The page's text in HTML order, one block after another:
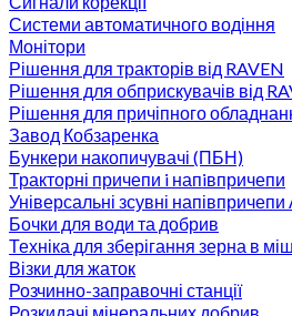
Системи автоматичного водіння
Монітори
Рішення для тракторів від RAVEN
Рішення для обприскувачів від
Рішення для причіпного
Завод Кобзаренка
Бункери накопичувачі (ПБН)
Тракторні причепи i напiвпричепи
Універсальні зсувні
Бочки для води та добрив
Техніка для зберігання зерна в
Візки для жаток
Розчинно-заправочні станції